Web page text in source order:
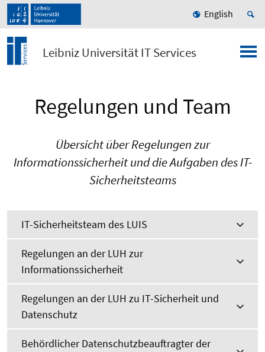
English
Leibniz Universität IT Services
Regelungen und Team
Übersicht über Regelungen zur
Informationssicherheit und die Aufgaben des IT-
Sicherheitsteams
IT-Sicherheitsteam des LUIS
Regelungen an der LUH zur
Informationssicherheit
Regelungen an der LUH zu IT-Sicherheit und
Datenschutz
Behördlicher Datenschutzbeauftragter der